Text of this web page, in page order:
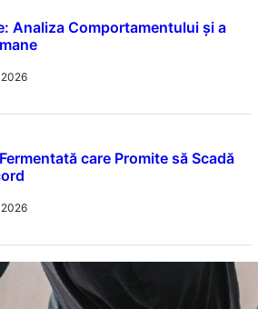
Analiza Comportamentului și a
care Promite să Scadă